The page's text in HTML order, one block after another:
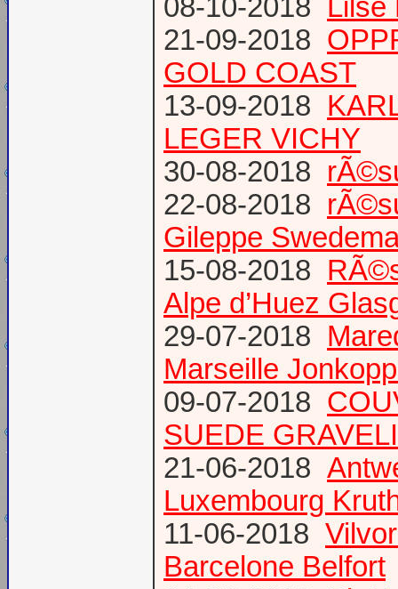
08-10-2018 Lilse
21-09-2018
GOLD COAST
13-09-2018
LEGER VICHY
30-08-2018
22-08-2018
Gileppe
15-08-2018
Alpe d’Huez
29-07-2018
Marseille
09-07-2018
SUEDE
21-06-2018
Luxembourg
11-06-2018
Barcelone Belfort